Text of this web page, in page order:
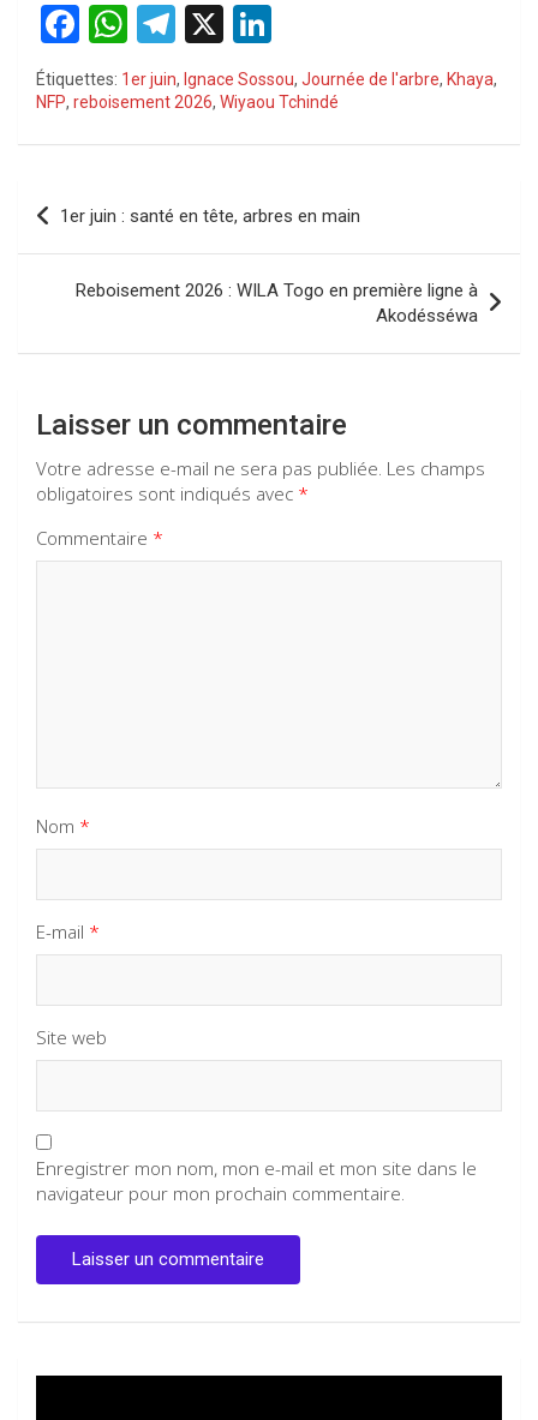
F
a
ce
b
o
k
W
at
s
p
p
T
el
e
gr
m
X
ke
dI
Étiquettes: 1er juin, Ignace Sossou, Journée de l'arbre, Khaya,
NFP, reboisement 2026, Wiyaou Tchindé
Navigation
de
l’article
1er juin : santé en tête, arbres en main
Reboisement 2026 : WILA Togo en première ligne à
Akodésséwa
Laisser un commentaire
Votre adresse e-mail ne sera pas publiée. Les champs
obligatoires sont indiqués avec *
Commentaire *
Nom *
E-mail *
Site web
Enregistrer mon nom, mon e-mail et mon site dans le
navigateur pour mon prochain commentaire.